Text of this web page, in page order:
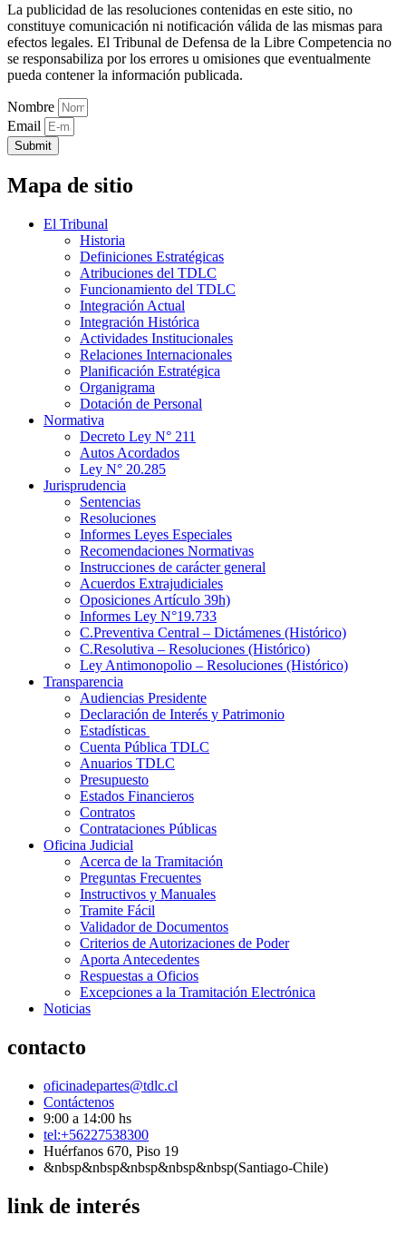
La publicidad de las resoluciones contenidas en este sitio, no
constituye comunicación ni notificación válida de las mismas para
efectos legales. El Tribunal de Defensa de la Libre Competencia no
se responsabiliza por los errores u omisiones que eventualmente
pueda contener la información publicada.
Nombre
Email
Submit
Mapa de sitio
El Tribunal
Historia
Definiciones Estratégicas
Atribuciones del TDLC
Funcionamiento del TDLC
Integración Actual
Integración Histórica
Actividades Institucionales
Relaciones Internacionales
Planificación Estratégica
Organigrama
Dotación de Personal
Normativa
Decreto Ley N° 211
Autos Acordados
Ley N° 20.285
Jurisprudencia
Sentencias
Resoluciones
Informes Leyes Especiales
Recomendaciones Normativas
Instrucciones de carácter general
Acuerdos Extrajudiciales
Oposiciones Artículo 39h)
Informes Ley N°19.733
C.Preventiva Central – Dictámenes (Histórico)
C.Resolutiva – Resoluciones (Histórico)
Ley Antimonopolio – Resoluciones (Histórico)
Transparencia
Audiencias Presidente
Declaración de Interés y Patrimonio
Estadísticas
Cuenta Pública TDLC
Anuarios TDLC
Presupuesto
Estados Financieros
Contratos
Contrataciones Públicas
Oficina Judicial
Acerca de la Tramitación
Preguntas Frecuentes
Instructivos y Manuales
Tramite Fácil
Validador de Documentos
Criterios de Autorizaciones de Poder
Aporta Antecedentes
Respuestas a Oficios
Excepciones a la Tramitación Electrónica
Noticias
contacto
oficinadepartes@tdlc.cl
Contáctenos
9:00 a 14:00 hs
tel:+56227538300
Huérfanos 670, Piso 19
&nbsp&nbsp&nbsp&nbsp&nbsp(Santiago-Chile)
link de interés